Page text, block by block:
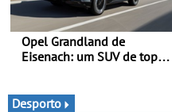
Opel Grandland de
Eisenach: um SUV de topo
Desporto